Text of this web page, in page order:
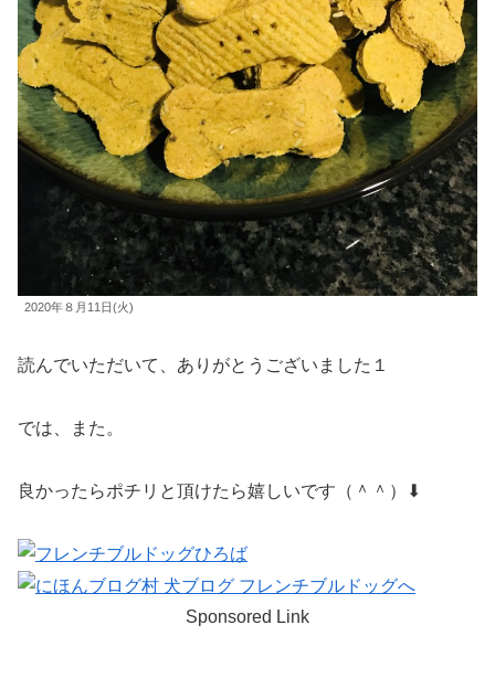
2020年８月11日(火)
読んでいただいて、ありがとうございました１
では、また。
良かったらポチリと頂けたら嬉しいです（＾＾）⬇︎
Sponsored Link